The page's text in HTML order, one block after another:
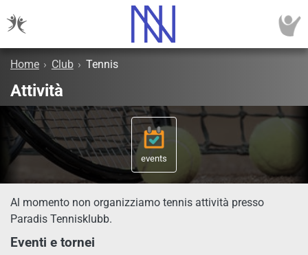
Home › Club › Tennis
Attività
events
Al momento non organizziamo tennis attività presso
Paradis Tennisklubb.
Eventi e tornei